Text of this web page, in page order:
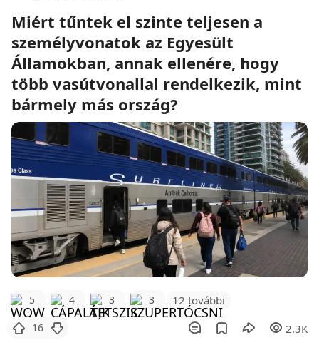
Miért tűntek el szinte teljesen a
személyvonatok az Egyesült
Államokban, annak ellenére, hogy
több vasútvonallal rendelkezik, mint
bármely más ország?
5 4 3 3 12 további
16 2.3K